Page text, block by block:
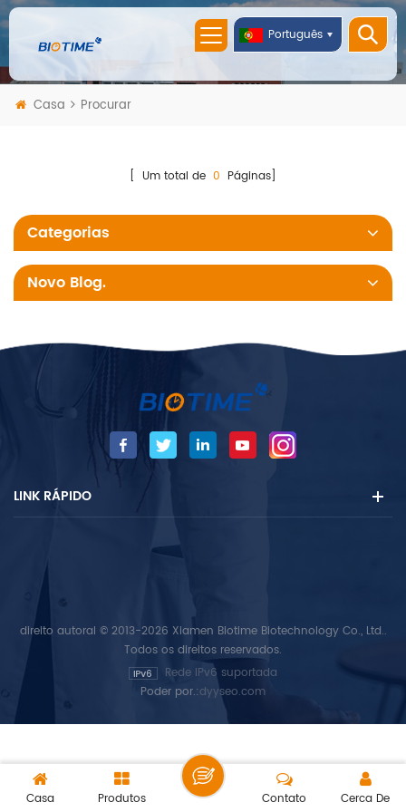
Português
Casa Procurar
[ Um total de 0 Páginas]
Categorias
Novo Blog.
LINK RÁPIDO
direito autoral © 2013-2026 Xiamen Biotime Biotechnology Co., Ltd..
Todos os direitos reservados.
Rede IPv6 suportada
Poder por.:dyyseo.com
Casa Produtos Cerca De
Contato